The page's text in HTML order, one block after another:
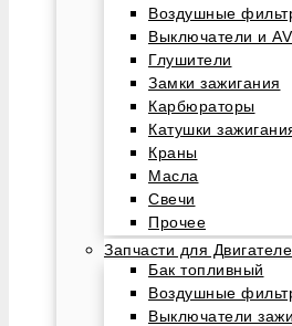
Воздушные
Выключатели и
Глушители
Замки зажигания
Карбюраторы
Катушки
Краны
Масла
Свечи
Прочее
Запчасти для
Бак топливный
Воздушные
Выключатели